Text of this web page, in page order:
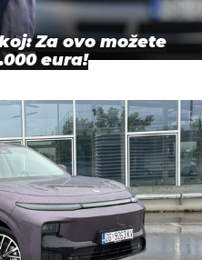
Za ovo možete
eura!